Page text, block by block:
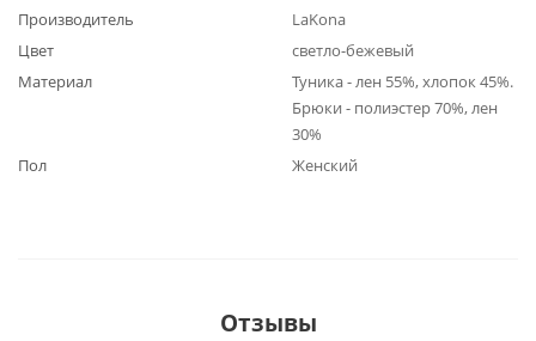
Производитель
LaKona
Цвет
светло-бежевый
Материал
Туника - лен 55%, хлопок 45%.
Брюки - полиэстер 70%, лен
30%
Пол
Женский
Отзывы